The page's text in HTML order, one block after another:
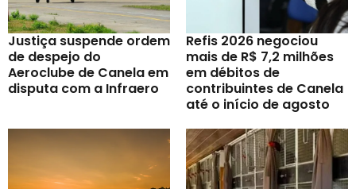
Justiça suspende ordem
de despejo do
Aeroclube de Canela em
disputa com a Infraero
Refis 2026 negociou
mais de R$ 7,2 milhões
em débitos de
contribuintes de Canela
até o início de agosto